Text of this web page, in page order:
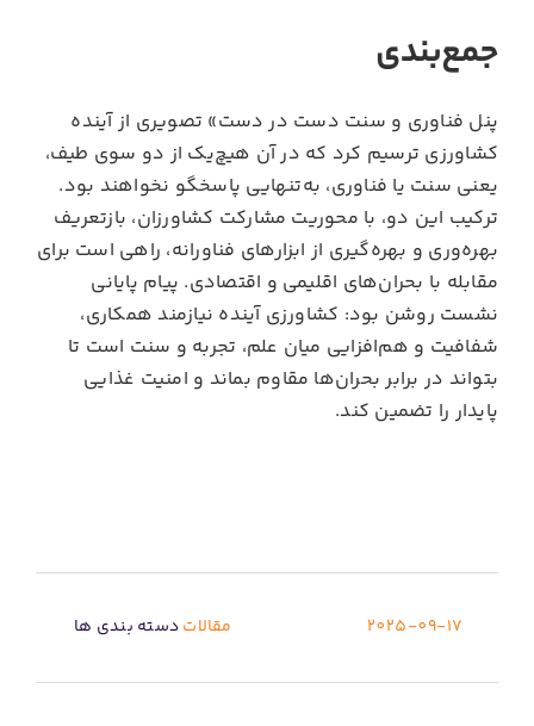
جمع‌بندی
پنل فناوری و سنت دست در دست» تصویری از آینده
کشاورزی ترسیم کرد که در آن هیچ‌یک از دو سوی طیف،
یعنی سنت یا فناوری، به‌تنهایی پاسخگو نخواهند بود.
ترکیب این دو، با محوریت مشارکت کشاورزان، بازتعریف
بهره‌وری و بهره‌گیری از ابزارهای فناورانه، راهی است برای
مقابله با بحران‌های اقلیمی و اقتصادی. پیام پایانی
نشست روشن بود: کشاورزی آینده نیازمند همکاری،
شفافیت و هم‌افزایی میان علم، تجربه و سنت است تا
بتواند در برابر بحران‌ها مقاوم بماند و امنیت غذایی
پایدار را تضمین کند.
2025-09-17 مقالاتدسته بندی ها